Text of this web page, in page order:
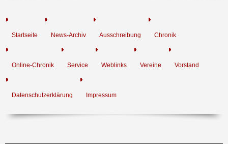
Startseite News-Archiv Ausschreibung Chronik
Online-Chronik Service Weblinks Vereine Vorstand
Datenschutzerklärung Impressum